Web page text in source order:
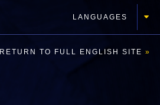
LANGUAGES
RETURN TO FULL ENGLISH SITE »